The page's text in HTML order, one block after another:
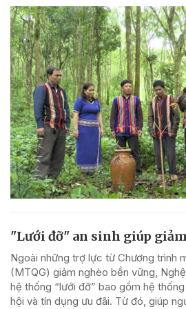
"Lưới đỡ" an sinh giúp
Ngoài những trợ lực từ Chương trình
(MTQG) giảm nghèo bền vững,
hệ thống “lưới đỡ” bao gồm hệ
hội và tín dụng ưu đãi. Từ đó, giúp